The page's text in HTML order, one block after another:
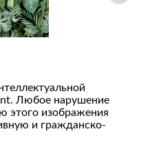
Любое нарушение
этого изображения
и гражданско-